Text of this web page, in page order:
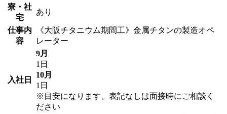
寮・社
宅
あり
仕事内
容
《大阪チタニウム期間工》金属チタンの製造オペ
レーター
入社日
9月
1日
10月
1日
※目安になります、表記なしは面接時にご相談く
ださい